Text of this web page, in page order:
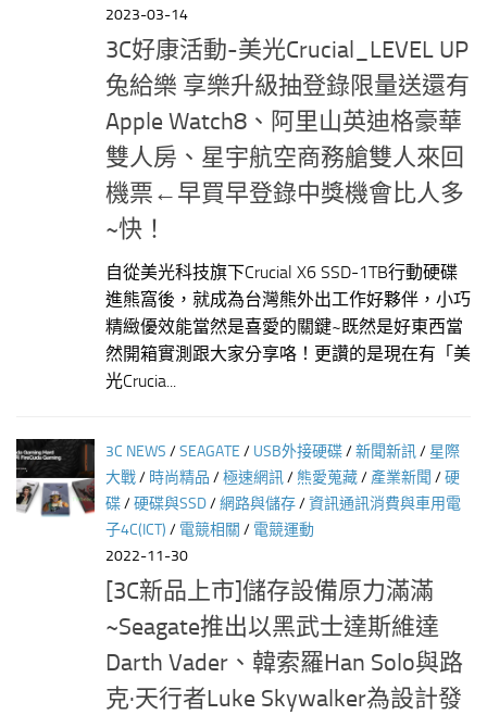
2023-03-14
3C好康活動-美光Crucial_LEVEL UP
兔給樂 享樂升級抽登錄限量送還有
Apple Watch8、阿里山英迪格豪華
雙人房、星宇航空商務艙雙人來回
機票←早買早登錄中獎機會比人多
~快！
自從美光科技旗下Crucial X6 SSD-1TB行動硬碟
進熊窩後，就成為台灣熊外出工作好夥伴，小巧
精緻優效能當然是喜愛的關鍵~既然是好東西當
然開箱實測跟大家分享咯！更讚的是現在有「美
光Crucia...
3C NEWS /SEAGATE / USB外接硬碟/新聞新訊/ 星際
大戰/ 時尚精品 /極速網訊/ 熊愛蒐藏/ 產業新聞 /硬
碟/硬碟與SSD/網路與儲存/資訊通訊消費與車用電
子4C(ICT) / 電競相關 / 電競運動
2022-11-30
[3C新品上市]儲存設備原力滿滿
~Seagate推出以黑武士達斯維達
Darth Vader、韓索羅Han Solo與路
克·天行者Luke Skywalker為設計發